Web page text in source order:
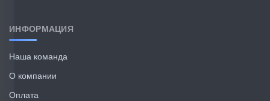
ИНФОРМАЦИЯ
Наша команда
О компании
Оплата